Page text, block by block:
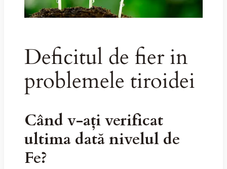
Deficitul de fier in
problemele tiroidei
Când v-ați verificat
ultima dată nivelul de
Fe?